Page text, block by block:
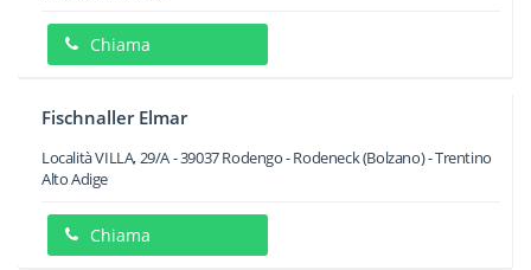
Chiama
Fischnaller Elmar
Località VILLA, 29/A-39037Rodengo - Rodeneck(Bolzano) -Trentino
Alto Adige
Chiama